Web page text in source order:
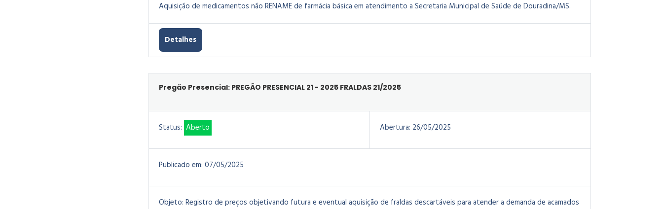
Aquisição de medicamentos não RENAME de farmácia básica em atendimento a Secretaria Municipal de Saúde de Douradina/MS.
Detalhes
Pregão Presencial: PREGÃO PRESENCIAL 21 - 2025 FRALDAS 21/2025
Status: Aberto Abertura: 26/05/2025
Publicado em: 07/05/2025
Objeto: Registro de preços objetivando futura e eventual aquisição de fraldas descartáveis para atender a demanda de acamados